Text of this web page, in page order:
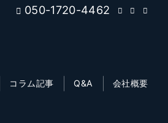
050-1720-4462
コラム記事 Q&A 会社概要